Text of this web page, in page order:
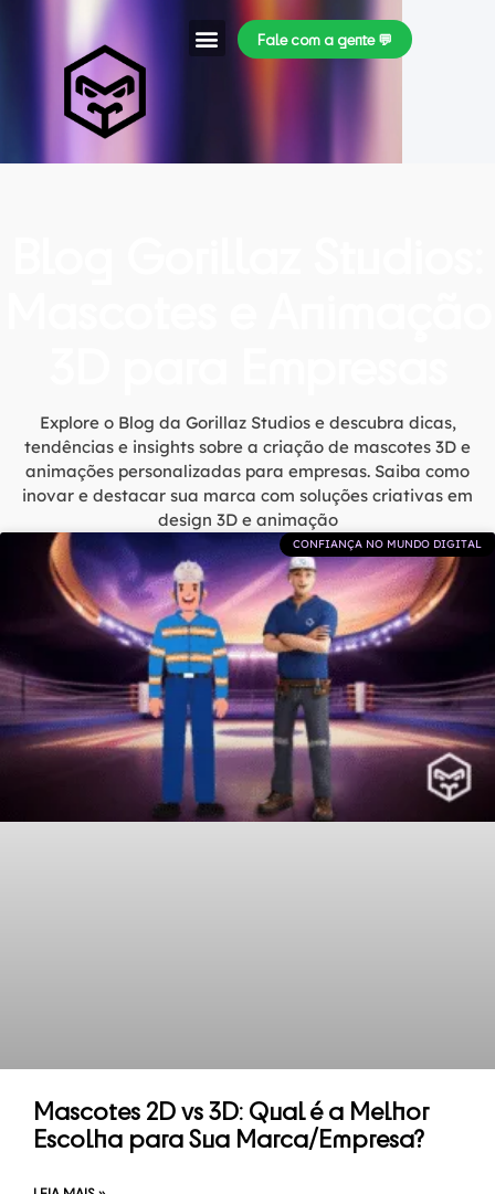
Fale com a gente 💬
Explore o Blog da Gorillaz Studios e descubra dicas,
tendências e insights sobre a criação de mascotes 3D e
animações personalizadas para empresas. Saiba como
inovar e destacar sua marca com soluções criativas em
design 3D e animação
CONFIANÇA NO MUNDO DIGITAL
Mascotes 2D vs 3D: Qual é a Melhor
Escolha para Sua Marca/Empresa?